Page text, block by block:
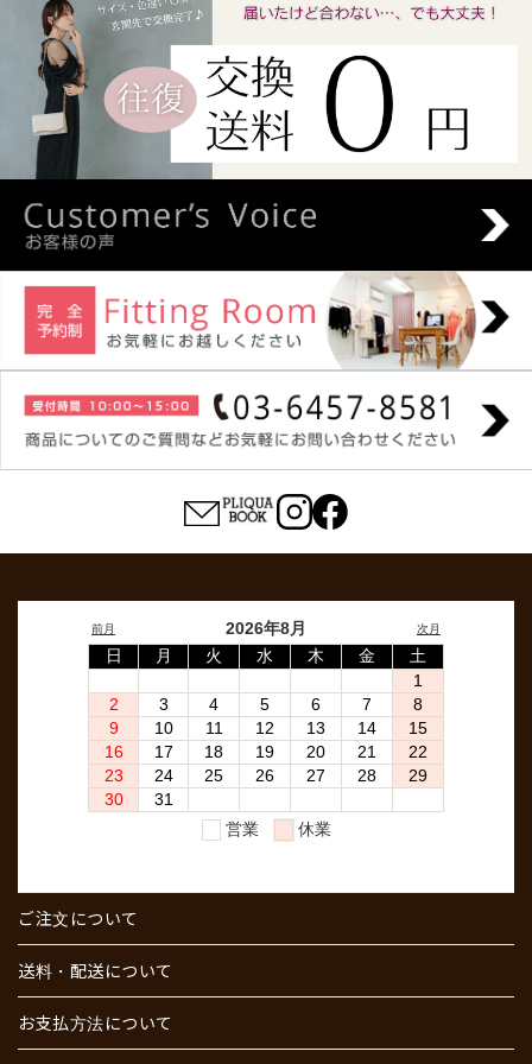
ご注文について
送料・配送について
お支払方法について